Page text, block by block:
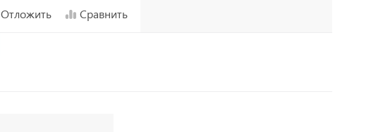
Отложить
Сравнить